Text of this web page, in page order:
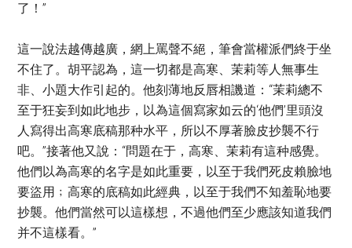
了！”
這一說法越傳越廣，網上罵聲不絕，筆會當權派們終于坐
不住了。胡平認為，這一切都是高寒、茉莉等人無事生
非、小題大作引起的。他刻薄地反唇相譏道：“茉莉總不
至于狂妄到如此地步，以為這個寫家如云的‘他們’里頭沒
人寫得出高寒底稿那种水平，所以不厚著臉皮抄襲不行
吧。”接著他又說：“問題在于，高寒、茉莉有這种感覺。
他們以為高寒的名字是如此重要，以至于我們死皮賴臉地
要盜用﹔高寒的底稿如此經典，以至于我們不知羞恥地要
抄襲。他們當然可以這樣想，不過他們至少應該知道我們
并不這樣看。”